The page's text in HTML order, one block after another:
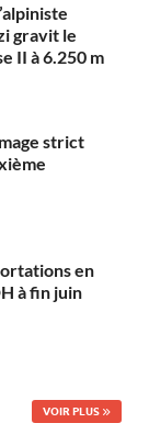
gravit le
II à 6.250 m
strict
en
à fin juin
VOIR PLUS